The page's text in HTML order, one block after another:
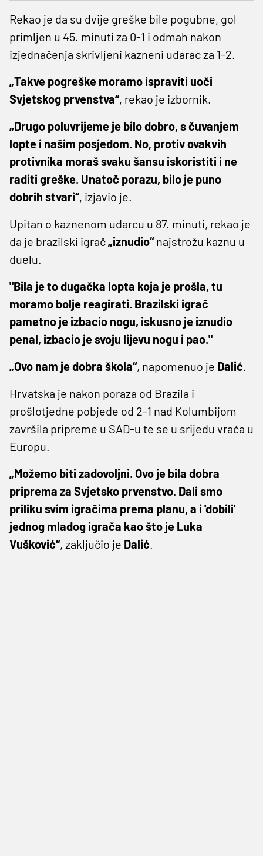
Rekao je da su dvije greške bile pogubne, gol
primljen u 45. minuti za 0-1 i odmah nakon
izjednačenja skrivljeni kazneni udarac za 1-2.
„Takve pogreške moramo ispraviti uoči
Svjetskog prvenstva“, rekao je izbornik.
„Drugo poluvrijeme je bilo dobro, s čuvanjem
lopte i našim posjedom. No, protiv ovakvih
protivnika moraš svaku šansu iskoristiti i ne
raditi greške. Unatoč porazu, bilo je puno
dobrih stvari“, izjavio je.
Upitan o kaznenom udarcu u 87. minuti, rekao je
da je brazilski igrač„iznudio“najstrožu kaznu u
duelu.
"Bila je to dugačka lopta koja je prošla, tu
moramo bolje reagirati. Brazilski igrač
pametno je izbacio nogu, iskusno je iznudio
penal, izbacio je svoju lijevu nogu i pao."
„Ovo nam je dobra škola“, napomenuo je Dalić.
Hrvatska je nakon poraza od Brazila i
prošlotjedne pobjede od 2-1 nad Kolumbijom
završila pripreme u SAD-u te se u srijedu vraća u
Europu.
„Možemo biti zadovoljni. Ovo je bila dobra
priprema za Svjetsko prvenstvo. Dali smo
priliku svim igračima prema planu, a i 'dobili'
jednog mladog igrača kao što je Luka
Vušković“, zaključio je Dalić.